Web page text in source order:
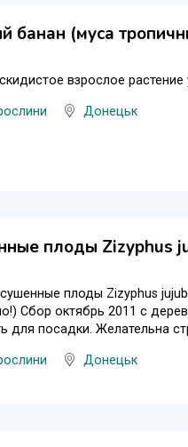
банан (муса
взрослое растение
Донецьк
плоды Zizyphus
плоды Zizyphus
Сбор октябрь 2011 с
для посадки. Желательна
Донецьк